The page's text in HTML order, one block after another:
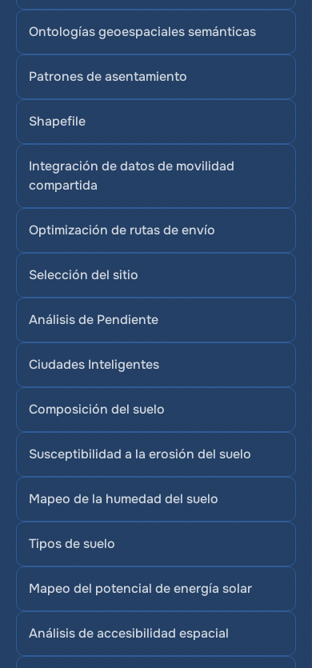
Ontologías geoespaciales semánticas
Patrones de asentamiento
Shapefile
Integración de datos de movilidad
compartida
Optimización de rutas de envío
Selección del sitio
Análisis de Pendiente
Ciudades Inteligentes
Composición del suelo
Susceptibilidad a la erosión del suelo
Mapeo de la humedad del suelo
Tipos de suelo
Mapeo del potencial de energía solar
Análisis de accesibilidad espacial